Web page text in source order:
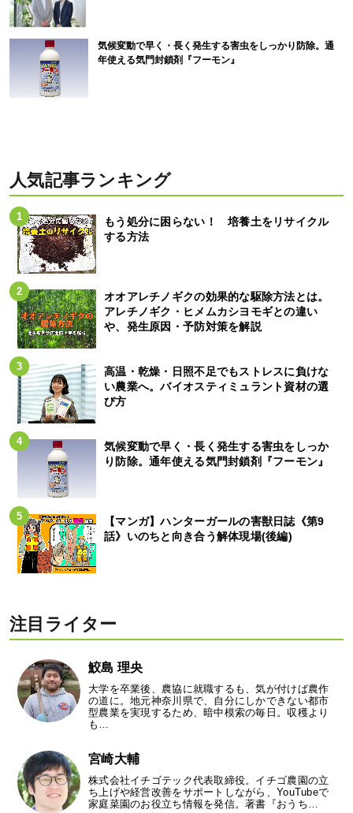
気候変動で早く・長く発生する害虫をしっかり防除。通
年使える気門封鎖剤『フーモン』
人気記事ランキング
もう処分に困らない！ 培養土をリサイクル
する方法
オオアレチノギクの効果的な駆除方法とは。
アレチノギク・ヒメムカシヨモギとの違い
や、発生原因・予防対策を解説
高温・乾燥・日照不足でもストレスに負けな
い農業へ。バイオスティミュラント資材の選
び方
気候変動で早く・長く発生する害虫をしっか
り防除。通年使える気門封鎖剤『フーモン』
【マンガ】ハンターガールの害獣日誌《第9
話》いのちと向き合う解体現場(後編)
注目ライター
鮫島 理央
大学を卒業後、農協に就職するも、気が付けば農作
の道に。地元神奈川県で、自分にしかできない都市
型農業を実現するため、暗中模索の毎日。収穫より
も…
宮崎大輔
株式会社イチゴテック代表取締役。イチゴ農園の立
ち上げや経営改善をサポートしながら、YouTubeで
家庭菜園のお役立ち情報を発信。著書『おうち…